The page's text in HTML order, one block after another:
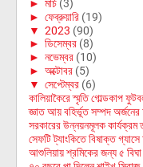
► মার্চ (3)
► ফেব্রুয়ারি (19)
▼ 2023 (90)
► ডিসেম্বর (8)
► নভেম্বর (10)
► অক্টোবর (5)
▼ সেপ্টেম্বর (6)
কালিয়াকৈরে স্মৃতি গোল্ডকাপ
জ্ঞাত আয় বহির্ভূত সম্পদ
সরকারের উন্নয়নমূলক কার্যক্রম
সেফটি ট্যাংকিতে বিষাক্ত
আশুলিয়ায় শ্রমিকের জন্য ৫